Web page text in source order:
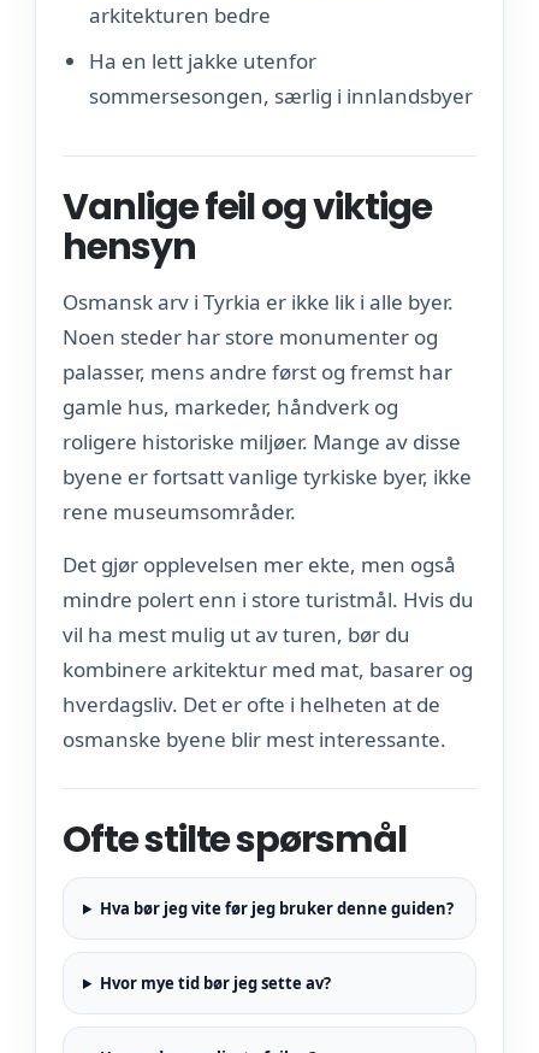
arkitekturen bedre
Ha en lett jakke utenfor
sommersesongen, særlig i innlandsbyer
Vanlige feil og viktige
hensyn
Osmansk arv i Tyrkia er ikke lik i alle byer.
Noen steder har store monumenter og
palasser, mens andre først og fremst har
gamle hus, markeder, håndverk og
roligere historiske miljøer. Mange av disse
byene er fortsatt vanlige tyrkiske byer, ikke
rene museumsområder.
Det gjør opplevelsen mer ekte, men også
mindre polert enn i store turistmål. Hvis du
vil ha mest mulig ut av turen, bør du
kombinere arkitektur med mat, basarer og
hverdagsliv. Det er ofte i helheten at de
osmanske byene blir mest interessante.
Ofte stilte spørsmål
Hva bør jeg vite før jeg bruker denne guiden?
Hvor mye tid bør jeg sette av?